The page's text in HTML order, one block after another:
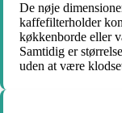
De nøje
kaffefilterholder
køkkenborde eller
Samtidig er
uden at være